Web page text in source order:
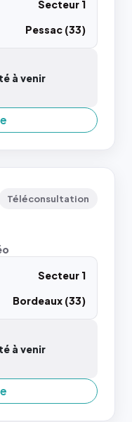
Secteur 1
Pessac (33)
à venir
Téléconsultation
Secteur 1
Bordeaux (33)
à venir